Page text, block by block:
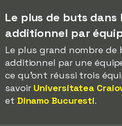
Le plus de buts dans
additionnel par
Le plus grand nombre
additionnel par une
ce qu'ont réussi trois
savoir Universitatea
et Dinamo Bucuresti.